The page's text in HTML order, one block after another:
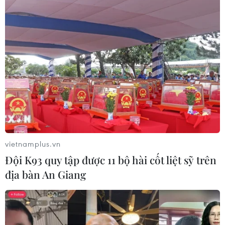
doanh thức ăn đường phố sau các vụ
ngộ độc
30/07/2026 08:24
Xem thêm
CƠ QUAN CHỦ QUẢN: THÔNG TẤN XÃ VIỆT NAM
Tổng Biên tập: TRẦN TIẾN DUẨN
Phó Tổng Biên tập: NGUYỄN THỊ TÁM, KHÚC THANH
THỦY
vietnamplus.vn
Đội K93 quy tập được 11 bộ hài cốt liệt sỹ trên
địa bàn An Giang